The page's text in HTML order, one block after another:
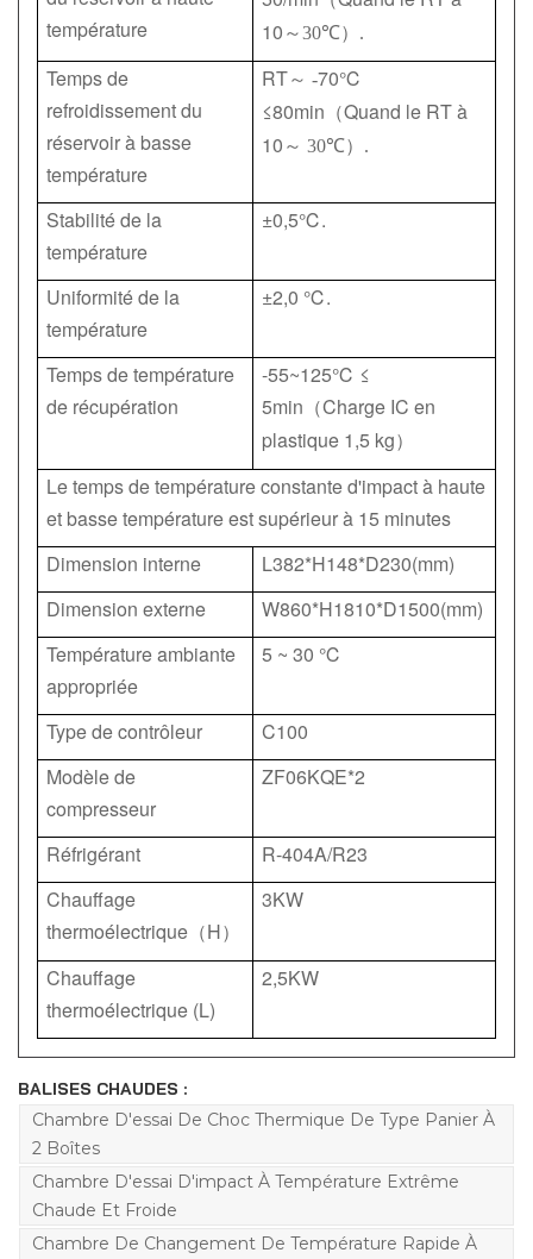
température
10 ～30℃） .
Temps de
refroidissement du
réservoir à basse
température
RT～-70℃
≤80min （Quand le RT à
10 ～30℃） .
Stabilité de la
température
±0,5℃.
Uniformité de la
température
±2,0 ℃.
Temps de température
de récupération
-55~125℃ ≤
5min （Charge IC en
plastique 1,5 kg）
Le temps de température constante d'impact à haute
et basse température est supérieur à 15 minutes
Dimension interne
L382*H148*D230(mm)
Dimension externe
W860*H1810*D1500(mm)
Température ambiante
appropriée
5 ~ 30 ℃
Type de contrôleur
C100
Modèle de
compresseur
ZF06KQE*2
Réfrigérant
R-404A/R23
Chauffage
thermoélectrique （H）
3KW
Chauffage
thermoélectrique (L)
2,5KW
BALISES CHAUDES :
Chambre D'essai De Choc Thermique De Type Panier À
2 Boîtes
Chambre D'essai D'impact À Température Extrême
Chaude Et Froide
Chambre De Changement De Température Rapide À